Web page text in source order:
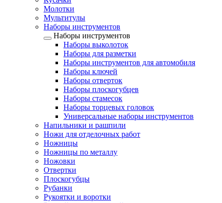
Молотки
Мультитулы
Наборы инструментов
Наборы инструментов
Наборы выколоток
Наборы для разметки
Наборы инструментов для автомобиля
Наборы ключей
Наборы отверток
Наборы плоскогубцев
Наборы стамесок
Наборы торцевых головок
Универсальные наборы инструментов
Напильники и рашпили
Ножи для отделочных работ
Ножницы
Ножницы по металлу
Ножовки
Отвертки
Плоскогубцы
Рубанки
Рукоятки и воротки